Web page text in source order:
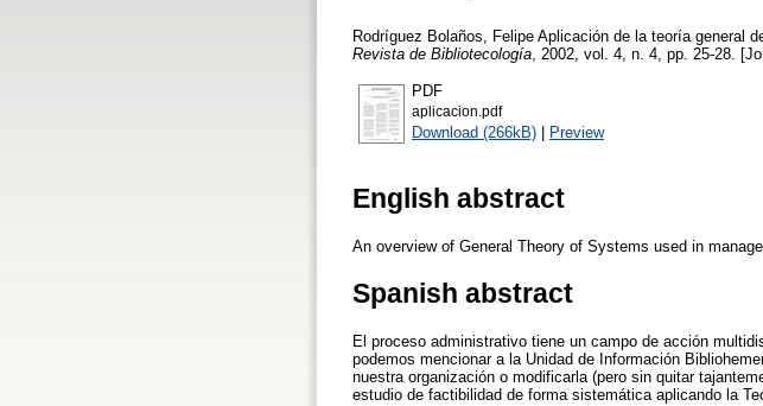
Rodríguez Bolaños, Felipe Aplicación de la teoría general
Revista de Bibliotecología , 2002, vol. 4, n. 4, pp. 25-28.
PDF
aplicacion.pdf
Download (266kB) | Preview
English abstract
An overview of General Theory of Systems used in
Spanish abstract
El proceso administrativo tiene un campo de acción
podemos mencionar a la Unidad de Información
nuestra organización o modificarla (pero sin quitar
estudio de factibilidad de forma sistemática aplicando la